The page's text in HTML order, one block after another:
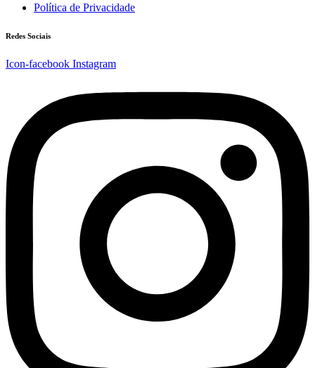
Política de Privacidade
Redes Sociais
Icon-facebook Instagram